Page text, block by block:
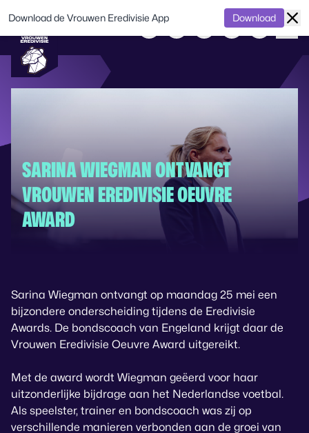
SARINA WIEGMAN ONTVANGT
VROUWEN EREDIVISIE OEUVRE
AWARD
Sarina Wiegman ontvangt op maandag 25 mei een
bijzondere onderscheiding tijdens de Eredivisie
Awards. De bondscoach van Engeland krijgt daar de
Vrouwen Eredivisie Oeuvre Award uitgereikt.
Met de award wordt Wiegman geëerd voor haar
uitzonderlijke bijdrage aan het Nederlandse voetbal.
Als speelster, trainer en bondscoach was zij op
verschillende manieren verbonden aan de groei van
Download de Vrouwen Eredivisie App Download